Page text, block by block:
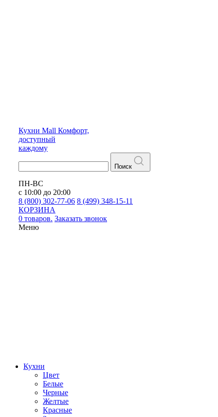
Кухни Mall Комфорт,
доступный
каждому
Поиск
ПН-ВС
с 10:00 до 20:00
8 (800) 302-77-06 8 (499) 348-15-11
КОРЗИНА
0 товаров. Заказать звонок
Меню
Кухни
Цвет
Белые
Черные
Желтые
Красные